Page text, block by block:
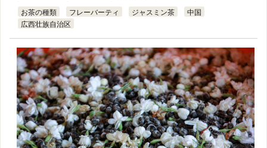
お茶の種類 フレーバーティ ジャスミン茶
中国
広西壮族自治区